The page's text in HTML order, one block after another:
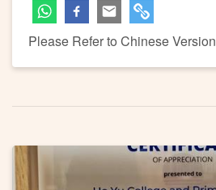
Please Refer to Chinese Version